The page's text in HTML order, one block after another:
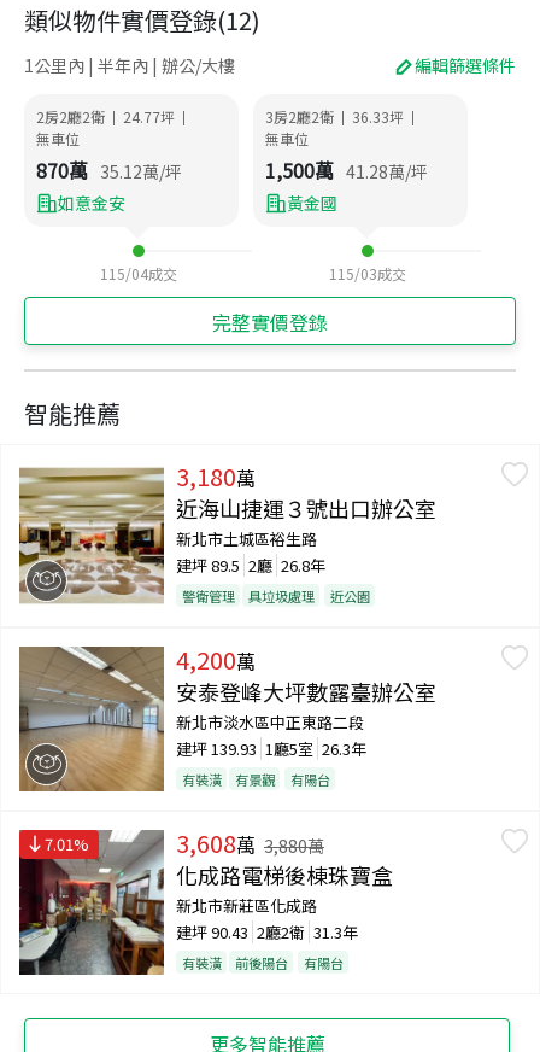
類似物件實價登錄(12)
1公里內 | 半年內 | 辦公/大樓 編輯篩選條件
2房2廳2衛 | 24.77坪 |
無車位
870萬 35.12萬/坪
如意金安
115/04成交
3房2廳2衛 | 36.33坪 |
無車位
1,500萬 41.28萬/坪
黃金國
115/03成交
完整實價登錄
智能推薦
3,180萬
近海山捷運３號出口辦公室
新北市土城區裕生路
建坪89.5 2廳 26.8年
警衛管理 具垃圾處理 近公園
4,200萬
安泰登峰大坪數露臺辦公室
新北市淡水區中正東路二段
建坪 139.93 1廳5室 26.3年
有裝潢 有景觀 有陽台
7.01% 3,608萬 3,880萬
化成路電梯後棟珠寶盒
新北市新莊區化成路
建坪90.43 2廳2衛 31.3年
有裝潢 前後陽台 有陽台
更多智能推薦